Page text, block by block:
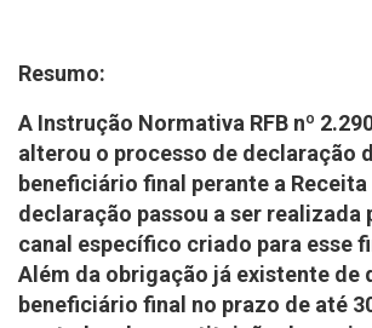
Resumo:
A Instrução Normativa RFB nº
alterou o processo de declaração
beneficiário final perante a Receita
declaração passou a ser realizada
canal específico criado para esse
Além da obrigação já existente de
beneficiário final no prazo de até